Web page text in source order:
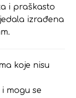
i praškasto
izrađena
koje nisu
mogu se